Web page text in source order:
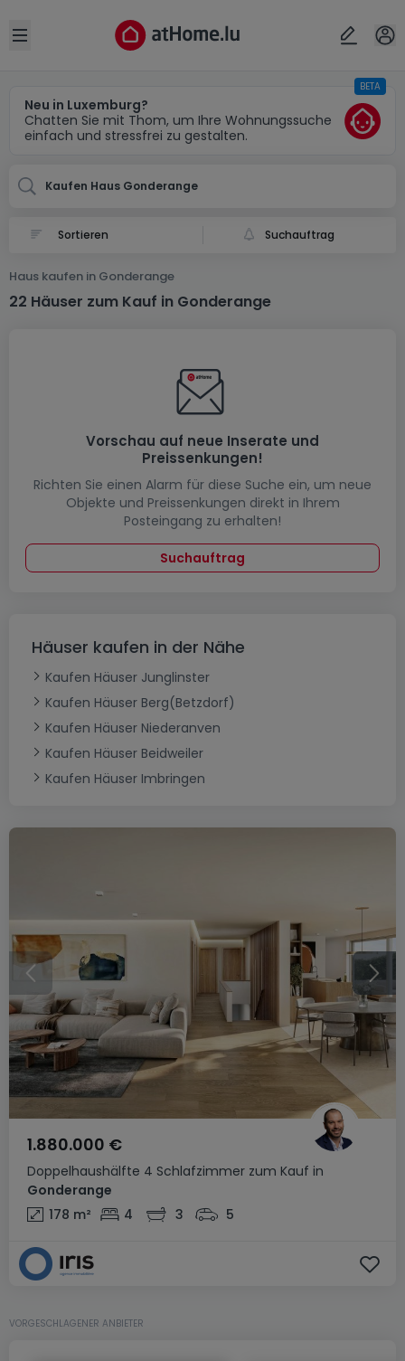
Open sidebar
Neu in Luxemburg?
Chatten Sie mit Thom, um Ihre Wohnungssuche
einfach und stressfrei zu gestalten.
BETA
Kaufen Haus Gonderange
Suchauftrag
Haus kaufen in Gonderange
22 Häuser zum Kauf in Gonderange
Vorschau auf neue Inserate und
Preissenkungen!
Richten Sie einen Alarm für diese Suche ein, um neue
Objekte und Preissenkungen direkt in Ihrem
Posteingang zu erhalten!
Suchauftrag
Häuser kaufen in der Nähe
Kaufen Häuser Junglinster
Kaufen Häuser Berg(Betzdorf)
Kaufen Häuser Niederanven
Kaufen Häuser Beidweiler
Kaufen Häuser Imbringen
Doppelhaushälfte 4 Schlafzimmer zum Kauf in
Gonderange
1.880.000 €
178 m² 4 3 5
VORGESCHLAGENER ANBIETER
Ort
Abbrechen ok